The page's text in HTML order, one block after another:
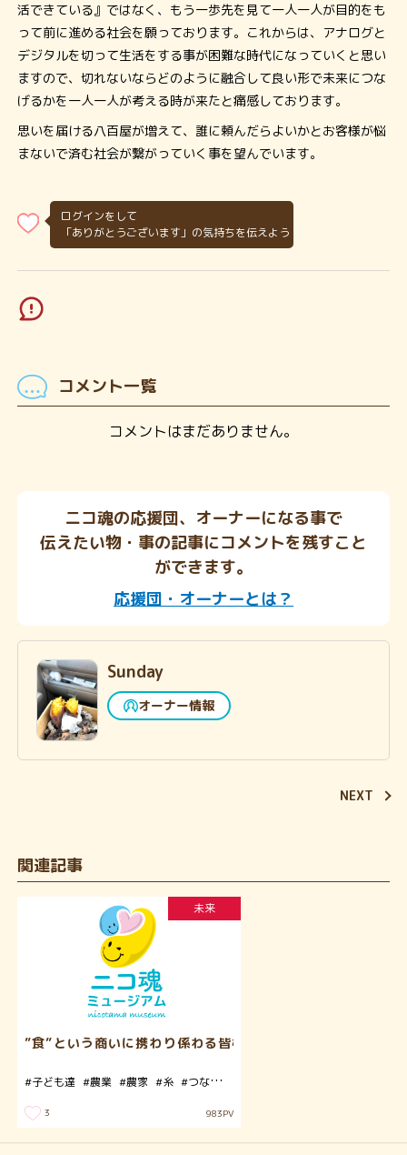
活できている』ではなく、もう一歩先を見て一人一人が目的をも
って前に進める社会を願っております。これからは、アナログと
デジタルを切って生活をする事が困難な時代になっていくと思い
ますので、切れないならどのように融合して良い形で未来につな
げるかを一人一人が考える時が来たと痛感しております。
思いを届ける八百屋が増えて、誰に頼んだらよいかとお客様が悩
まないで済む社会が繋がっていく事を望んでいます。
ログインをして
「ありがとうございます」の気持ちを伝えよう
コメント一覧
コメントはまだありません。
ニコ魂の応援団、オーナーになる事で
伝えたい物・事の記事にコメントを残すこと
ができます。
応援団・オーナーとは？
Sunday
オーナー情報
NEXT
関連記事
”食”という商いに携わり係わる皆様の思いに支えられて
#子ども達 #農業 #農家 #糸 #つなぐ
3 983PV
未来